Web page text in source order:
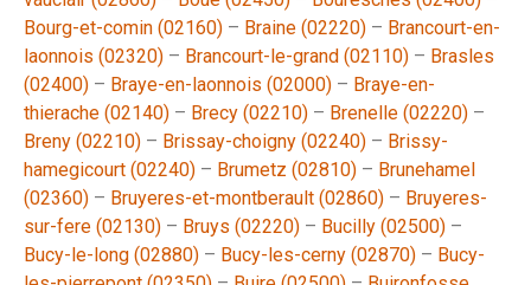
Bourg-et-comin (02160) – Braine (02220) – Brancourt-en-
laonnois (02320) – Brancourt-le-grand (02110) – Brasles
(02400) – Braye-en-laonnois (02000) – Braye-en-
thierache (02140) – Brecy (02210) – Brenelle (02220) –
Breny (02210) – Brissay-choigny (02240) – Brissy-
hamegicourt (02240) – Brumetz (02810) – Brunehamel
(02360) – Bruyeres-et-montberault (02860) – Bruyeres-
sur-fere (02130) – Bruys (02220) – Bucilly (02500) –
Bucy-le-long (02880) – Bucy-les-cerny (02870) – Bucy-